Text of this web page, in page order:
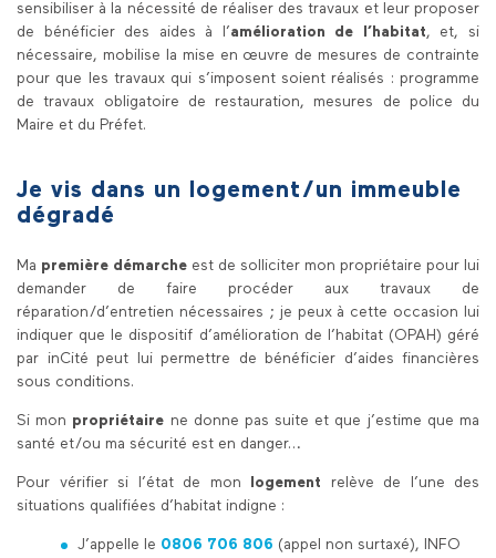
sensibiliser à la nécessité de réaliser des travaux et leur proposer
de bénéficier des aides à l’amélioration de l’habitat, et, si
nécessaire, mobilise la mise en œuvre de mesures de contrainte
pour que les travaux qui s’imposent soient réalisés : programme
de travaux obligatoire de restauration, mesures de police du
Maire et du Préfet.
Je vis dans un logement/un immeuble
dégradé
Ma première démarche est de solliciter mon propriétaire pour lui
demander de faire procéder aux travaux de
réparation/d’entretien nécessaires ; je peux à cette occasion lui
indiquer que le dispositif d’amélioration de l’habitat (OPAH) géré
par inCité peut lui permettre de bénéficier d’aides financières
sous conditions.
Si mon propriétaire ne donne pas suite et que j’estime que ma
santé et/ou ma sécurité est en danger…
Pour vérifier si l’état de mon logement relève de l’une des
situations qualifiées d’habitat indigne :
J’appelle le 0806 706 806 (appel non surtaxé), INFO